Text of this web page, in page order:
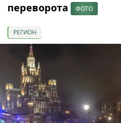
переворота
ФОТО
РЕГИОН